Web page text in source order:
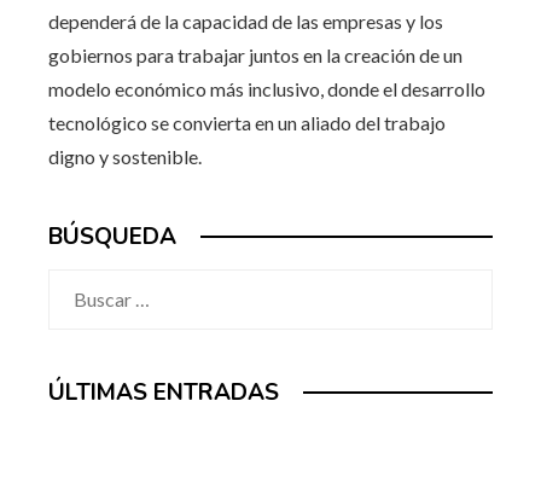
dependerá de la capacidad de las empresas y los
gobiernos para trabajar juntos en la creación de un
modelo económico más inclusivo, donde el desarrollo
tecnológico se convierta en un aliado del trabajo
digno y sostenible.
BÚSQUEDA
ÚLTIMAS ENTRADAS